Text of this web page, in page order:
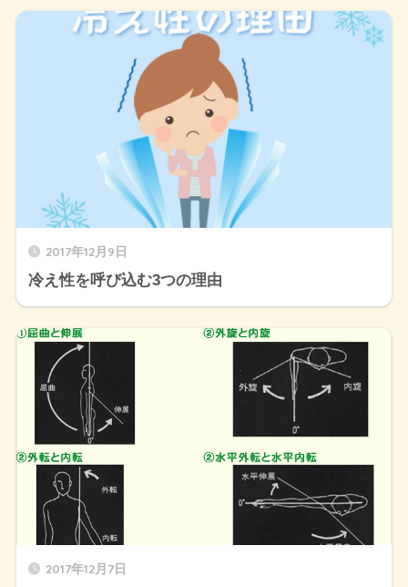
2017年12月9日
冷え性を呼び込む3つの理由
2017年12月7日